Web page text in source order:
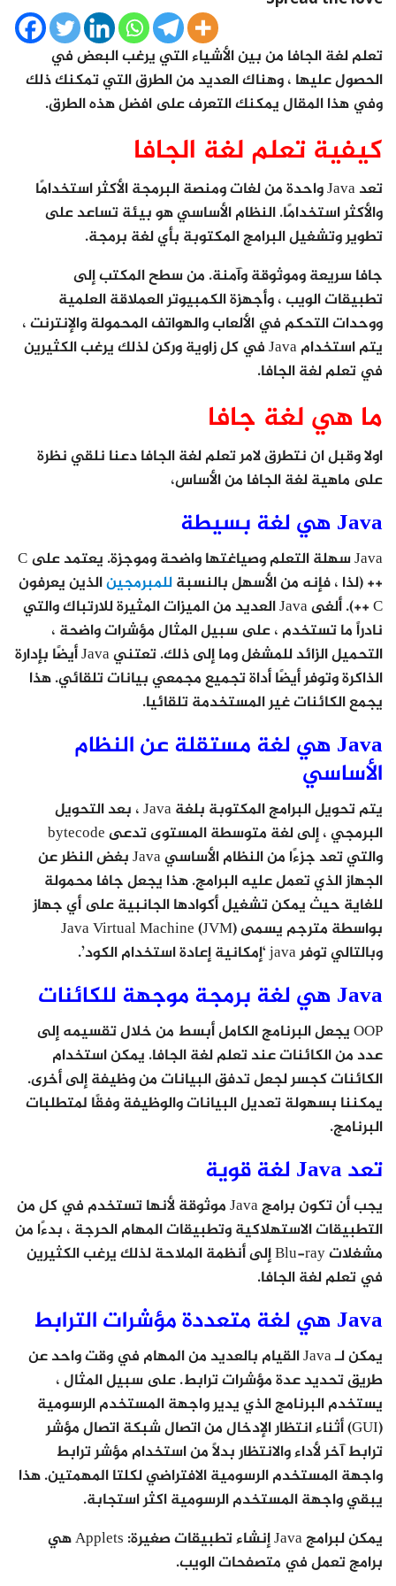
تعلم لغة الجافا من بين الأشياء التي يرغب البعض في
الحصول عليها ، وهناك العديد من الطرق التي تمكنك ذلك
وفي هذا المقال يمكنك التعرف على افضل هذه الطرق.
كيفية تعلم لغة الجافا
تعد Java واحدة من لغات ومنصة البرمجة الأكثر استخدامًا
والأكثر استخدامًا. النظام الأساسي هو بيئة تساعد على
تطوير وتشغيل البرامج المكتوبة بأي لغة برمجة.
جافا سريعة وموثوقة وآمنة. من سطح المكتب إلى
تطبيقات الويب ، وأجهزة الكمبيوتر العملاقة العلمية
ووحدات التحكم في الألعاب والهواتف المحمولة والإنترنت ،
يتم استخدام Java في كل زاوية وركن لذلك يرغب الكثيرين
في تعلم لغة الجافا.
ما هي لغة جافا
اولا وقبل ان نتطرق لامر تعلم لغة الجافا دعنا نلقي نظرة
على ماهية لغة الجافا من الأساس،
Java هي لغة بسيطة
Java سهلة التعلم وصياغتها واضحة وموجزة. يعتمد على C
++ (لذا ، فإنه من الأسهل بالنسبةللمبرمجينالذين يعرفون
C ++). ألغى Java العديد من الميزات المثيرة للارتباك والتي
نادراً ما تستخدم ، على سبيل المثال مؤشرات واضحة ،
التحميل الزائد للمشغل وما إلى ذلك. تعتني Java أيضًا بإدارة
الذاكرة وتوفر أيضًا أداة تجميع مجمعي بيانات تلقائي. هذا
يجمع الكائنات غير المستخدمة تلقائيا.
Java هي لغة مستقلة عن النظام
الأساسي
يتم تحويل البرامج المكتوبة بلغة Java ، بعد التحويل
البرمجي ، إلى لغة متوسطة المستوى تدعى bytecode
والتي تعد جزءًا من النظام الأساسي Java بغض النظر عن
الجهاز الذي تعمل عليه البرامج. هذا يجعل جافا محمولة
للغاية حيث يمكن تشغيل أكوادها الجانبية على أي جهاز
بواسطة مترجم يسمى Java Virtual Machine (JVM)
وبالتالي توفر java ‘إمكانية إعادة استخدام الكود’.
Java هي لغة برمجة موجهة للكائنات
OOP يجعل البرنامج الكامل أبسط من خلال تقسيمه إلى
عدد من الكائنات عند تعلم لغة الجافا. يمكن استخدام
الكائنات كجسر لجعل تدفق البيانات من وظيفة إلى أخرى.
يمكننا بسهولة تعديل البيانات والوظيفة وفقًا لمتطلبات
البرنامج.
تعد Java لغة قوية
يجب أن تكون برامج Java موثوقة لأنها تستخدم في كل من
التطبيقات الاستهلاكية وتطبيقات المهام الحرجة ، بدءًا من
مشغلات Blu-ray إلى أنظمة الملاحة لذلك يرغب الكثيرين
في تعلم لغة الجافا.
Java هي لغة متعددة مؤشرات الترابط
يمكن لـ Java القيام بالعديد من المهام في وقت واحد عن
طريق تحديد عدة مؤشرات ترابط. على سبيل المثال ،
يستخدم البرنامج الذي يدير واجهة المستخدم الرسومية
(GUI) أثناء انتظار الإدخال من اتصال شبكة اتصال مؤشر
ترابط آخر لأداء والانتظار بدلاً من استخدام مؤشر ترابط
واجهة المستخدم الرسومية الافتراضي لكلتا المهمتين. هذا
يبقي واجهة المستخدم الرسومية اكثر استجابة.
يمكن لبرامج Java إنشاء تطبيقات صغيرة: Applets هي
برامج تعمل في متصفحات الويب.